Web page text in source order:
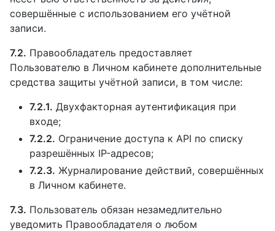
совершённые с использованием его учётной
записи.
7.2. Правообладатель предоставляет
Пользователю в Личном кабинете дополнительные
средства защиты учётной записи, в том числе:
7.2.1. Двухфакторная аутентификация при
входе;
7.2.2. Ограничение доступа к API по списку
разрешённых IP-адресов;
7.2.3. Журналирование действий, совершённых
в Личном кабинете.
7.3. Пользователь обязан незамедлительно
уведомить Правообладателя о любом